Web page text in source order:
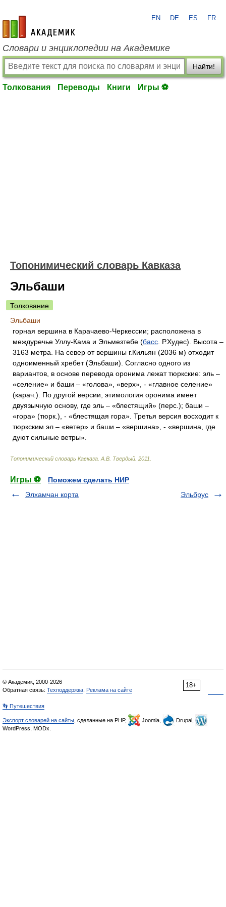
academic.ru
EN DE ES FR
Словари и энциклопедии на Академике
Найти!
Толкования Переводы Книги Игры ⚽
Топонимический словарь Кавказа
Эльбаши
Толкование
Эльбаши
горная вершина в Карачаево-Черкессии; расположена в
междуречье Уллу-Кама и Эльмезтебе (басс . Р.Худес). Высота –
3163 метра. На север от вершины г.Кильян (2036 м) отходит
одноименный хребет (Эльбаши). Согласно одного из
вариантов, в основе перевода оронима лежат тюркские: эль –
«селение» и баши – «голова», «верх», - «главное селение»
(карач.). По другой версии, этимология оронима имеет
двуязычную основу, где эль – «блестящий» (перс.); баши –
«гора» (тюрк.), - «блестящая гора». Третья версия восходит к
тюркским эл – «ветер» и баши – «вершина», - «вершина, где
дуют сильные ветры».
Топонимический словарь Кавказа А.В. Твердый 2011
Игры ⚽
Поможем сделать НИР
Элхамчан корта
Эльбрус
18+
© Академик, 2000-2026
Обратная связь: Техподдержка Реклама на сайте
👣 Путешествия
Экспорт словарей на сайты , сделанные на PHP, Joomla,
Drupal,
WordPress, MODx.